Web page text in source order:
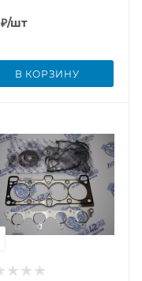
₽/шт
В КОРЗИНУ